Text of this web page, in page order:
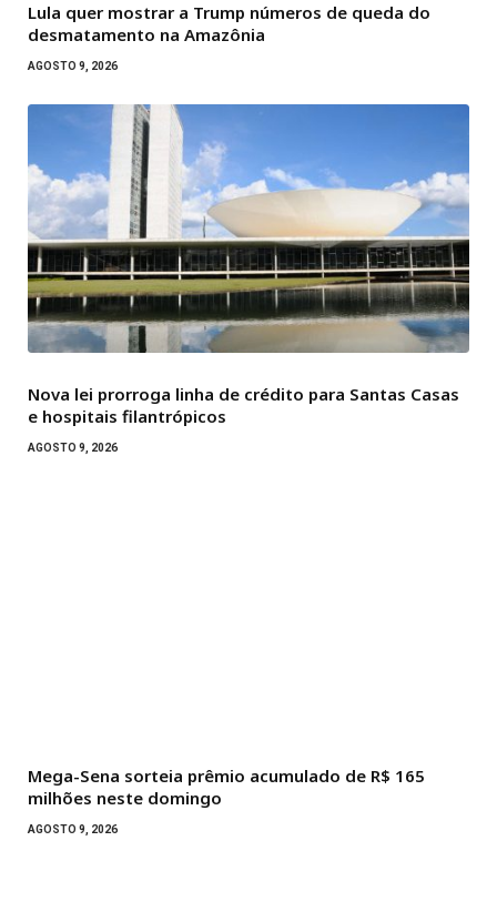
Lula quer mostrar a Trump números de queda do
desmatamento na Amazônia
AGOSTO 9, 2026
Nova lei prorroga linha de crédito para Santas Casas
e hospitais filantrópicos
AGOSTO 9, 2026
Mega-Sena sorteia prêmio acumulado de R$ 165
milhões neste domingo
AGOSTO 9, 2026